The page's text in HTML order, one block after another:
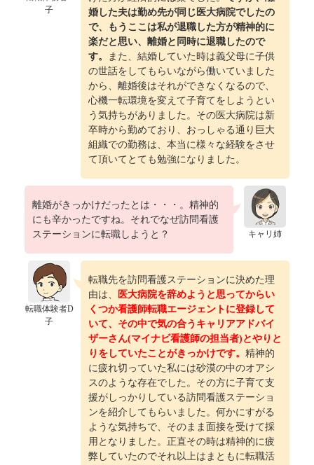
子
婚した夫は勤め先が同じ医大病院でしたの
で、もうここは私が退職した方が精神的に
楽だと思い、離婚と同時に退職したので
す。
また、結婚していた時は義父母に子供
の世話をしてもらいながら働いていました
から、離婚後はそれができなくなるので、
心機一転環境を変えて子育てをしようとい
う気持ちがありました。その医大病院は新
卒時から勤めており、おっしゃる通り巨大
組織での勤務は、本当に様々な経験をさせ
て頂いてとても勉強になりました。
キャリ姉
離婚がきっかけだったとは・・・。精神的
にも辛かったですね。それでなぜ訪問看護
ステーションに転職しようと？
転職体験者D
子
転職先を訪問看護ステーションに決めた理
由は、
医大病院を辞めようと思ってからい
くつか看護師転職エージェントに登録して
いて、その中で気の合うキャリアアドバイ
ザーさん(マイナビ看護師の担当者)とやりと
りをしていたことがきっかけです。 精神的
に疲れ切っていた私には砂漠の中のオアシ
スのような存在でした。その方に子育て支
援がしっかりしている訪問看護ステーショ
ンを紹介してもらいました。何かにすがる
ような気持ちで、そのまま面接を受けて採
用となりました。正直その時は精神的に疲
弊していたのでそれ以上はまともに転職活